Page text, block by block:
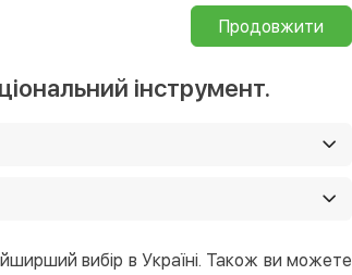
Продовжити
інструмент.
вибір в Україні. Також ви можете